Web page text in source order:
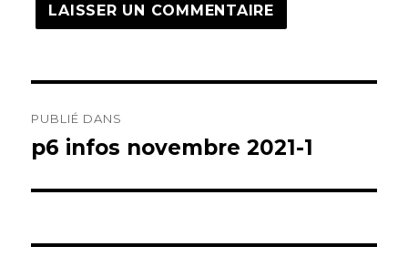
de
PUBLIÉ DANS
p6 infos novembre 2021-1